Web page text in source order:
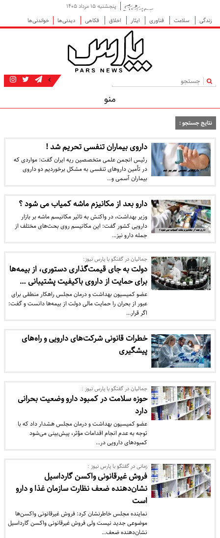
پنجشنبه ۱۵ مرداد ۱۴۰۵
زندگی
سلامت فناوری ایثار اخلاق فکاهی دیدنی‌ها خواندنی‌ها
|
منو
نتایج جستجو :
داروی بیماران تنفسی تحریم شد !
رئیس انجمن علمی متخصصین ریه ایران گفت: مواردی که
در تأمین دارو‌های تنفسی به مشکل برخوردیم دو داروی
بیماران آسمی و…
دارو بعد از مکانیزم ماشه کمیاب می شود ؟
وزیر بهداشت، در واکنش به تاثیر مکانیسم ماشه بر بازار
دارویی کشور گفت: این مکانیسم روی بحث‌های مختلف از
جمله دارو نیز…
جمالیان در گفتگو با پارس نیوز:
دولت به جای قیمت‌گذاری دستوری، از بیمه‌ها
برای حمایت از داروی باکیفیت پشتیبانی …
عضو کمیسیون بهداشت و درمان مجلس راهکار منطقی برای
عبور از بحران را حمایت مالی دولت از بیمه‌ها دانست و گفت:
اگر قرار…
خطرات قانونی شرکت‌های دارویی و راه‌های
پیشگیری
جمالیان در گفتگو با پارس نیوز :
حوزه سلامت در کمبود دارو وضعیت بحرانی
دارد
عضو کمیسیون بهداشت و درمان مجلس هشدار داد که با
توجه به عدم انجام اقدامات مؤثر، پیش‌بینی می‌شود
کمبودهای دارویی در…
زمانی در گفتگو با پارس نیوز :
فروش غیرقانونی واکسن گارداسیل
نشان‌دهنده ضعف نظارت سازمان غذا و دارو
است
نماینده مجلس خاطرنشان کرد: فروش غیرقانونی واکسن‌ها
موضوعی جدید نیست ولی فروش غیرقانونی واکسن گارداسیل
نشان‌دهنده ضعف…